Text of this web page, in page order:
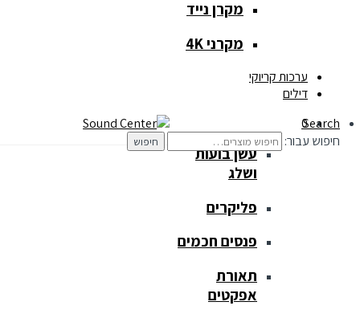
תופים
תאורה ואפקטים
עשן בועות
ושלג
פליקרים
פנסים חכמים
תאורת
אפקטים
מקרן נייד
מקרני 4K
ערכות קריוקי
דילים
Search
חיפוש עבור:
חיפוש
0